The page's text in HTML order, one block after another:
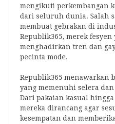
mengikuti perkembangan
dari seluruh dunia. Salah
membuat gebrakan di
Republik365, merek
menghadirkan tren dan
pecinta mode.
Republik365 menawarkan
yang memenuhi selera
Dari pakaian kasual
mereka dirancang agar
kesempatan dan